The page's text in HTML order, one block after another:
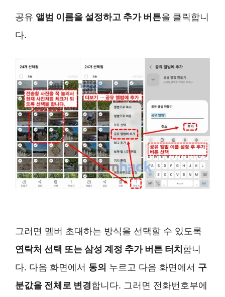
공유 앨범 이름을 설정하고 추가 버튼을 클릭합니
다.
그러면 멤버 초대하는 방식을 선택할 수 있도록
연락처 선택 또는 삼성 계정 추가 버튼 터치 합니
다. 다음 화면에서 동의 누르고 다음 화면에서 구
분값을 전체로 변경합니다. 그러면 전화번호부에